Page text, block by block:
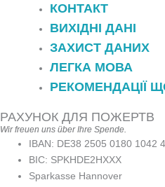
КОНТАКТ
ВИХІДНІ ДАНІ
ЗАХИСТ ДАНИХ
ЛЕГКА МОВА
РЕКОМЕНДАЦІЇ
РАХУНОК ДЛЯ ПОЖЕРТВ
Wir freuen uns über Ihre Spende.
IBAN: DE38 2505 0180 1042
BIC: SPKHDE2HXXX
Sparkasse Hannover